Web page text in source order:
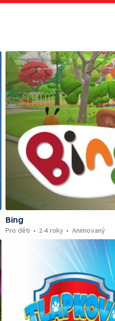
Bing
Pro děti
2-4 roky Animovaný